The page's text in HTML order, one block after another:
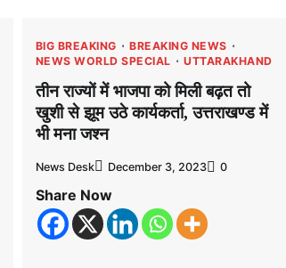
BIG BREAKING
BREAKING NEWS
NEWS WORLD SPECIAL
UTTARAKHAND
तीन राज्यों में भाजपा को मिली बढ़त तो
खुशी से झूम उठे कार्यकर्ता, उत्तराखण्ड में
भी मना जश्न
News Desk December 3, 2023 0
Share Now